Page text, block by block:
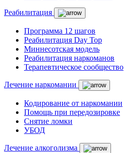
Реабилитация
Программа 12 шагов
Реабилитация Day Top
Миннесотская модель
Реабилитация наркоманов
Терапевтическое сообщество
Лечение наркомании
Кодирование от наркомании
Помощь при передозировке
Снятие ломки
УБОД
Лечение алкоголизма